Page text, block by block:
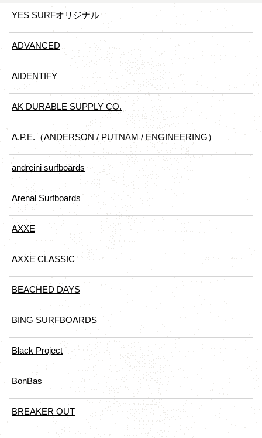
YES SURFオリジナル
ADVANCED
AIDENTIFY
AK DURABLE SUPPLY CO.
A.P.E.（ANDERSON / PUTNAM / ENGINEERING）
andreini surfboards
Arenal Surfboards
AXXE
AXXE CLASSIC
BEACHED DAYS
BING SURFBOARDS
Black Project
BonBas
BREAKER OUT